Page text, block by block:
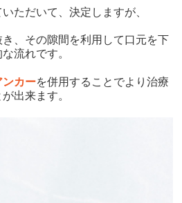
ただいて、決定しますが、
、その隙間を利用して口元を下
流れです。
ンカーを併用することでより治療
出来ます。